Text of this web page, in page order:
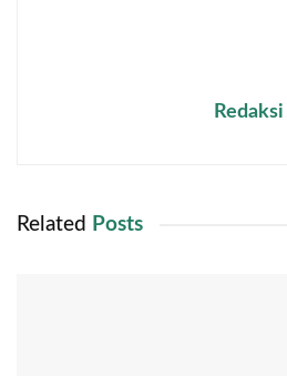
Redaksi
Related Posts